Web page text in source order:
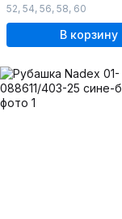
52, 54, 56, 58, 60
В корзину